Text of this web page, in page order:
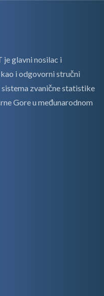
glavni nosilac i
i odgovorni stručni
zvanične statistike
Gore u međunarodnom